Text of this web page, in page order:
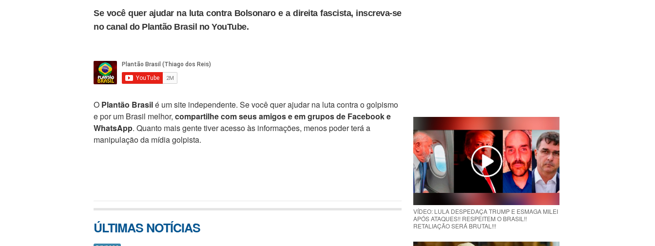
Se você quer ajudar na luta contra Bolsonaro e a direita fascista, inscreva-se
no canal do Plantão Brasil no YouTube.
O Plantão Brasilé um site independente. Se você quer ajudar na luta contra o golpismo
e por um Brasil melhor, compartilhe com seus amigos e em grupos de Facebook e
WhatsApp. Quanto mais gente tiver acesso às informações, menos poder terá a
manipulação da mídia golpista.
ÚLTIMAS NOTÍCIAS
VÍDEO: LULA DESPEDAÇA TRUMP E ESMAGA MILEI
APÓS ATAQUES!! RESPEITEM O BRASIL!!
RETALIAÇÃO SERÁ BRUTAL!!!